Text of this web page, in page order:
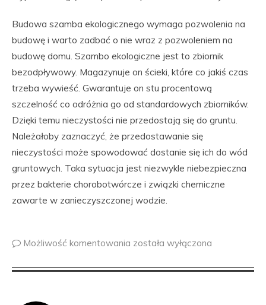
Budowa szamba ekologicznego wymaga pozwolenia na
budowę i warto zadbać o nie wraz z pozwoleniem na
budowę domu. Szambo ekologiczne jest to zbiornik
bezodpływowy. Magazynuje on ścieki, które co jakiś czas
trzeba wywieść. Gwarantuje on stu procentową
szczelność co odróżnia go od standardowych zbiorników.
Dzięki temu nieczystości nie przedostają się do gruntu.
Należałoby zaznaczyć, że przedostawanie się
nieczystości może spowodować dostanie się ich do wód
gruntowych. Taka sytuacja jest niezwykle niebezpieczna
przez bakterie chorobotwórcze i związki chemiczne
zawarte w zanieczyszczonej wodzie.
Możliwość komentowania została wyłączona